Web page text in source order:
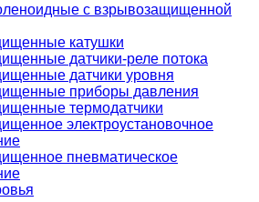
с взрывозащищенной
катушки
датчики-реле потока
датчики уровня
приборы давления
термодатчики
электроустановочное
пневматическое